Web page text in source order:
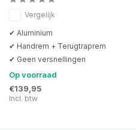
Vergelijk
✔ Aluminium
✔ Handrem + Terugtraprem
✔ Geen versnellingen
Op voorraad
€139,95
Incl. btw